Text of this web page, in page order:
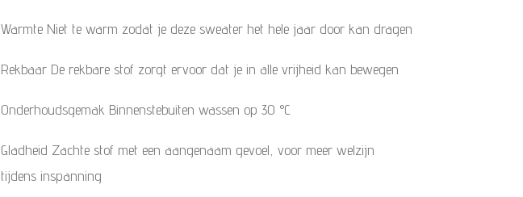
Warmte Niet te warm zodat je deze sweater het hele jaar door kan dragen
Rekbaar De rekbare stof zorgt ervoor dat je in alle vrijheid kan bewegen
Onderhoudsgemak Binnenstebuiten wassen op 30 °C
Gladheid Zachte stof met een aangenaam gevoel, voor meer welzijn
tijdens inspanning